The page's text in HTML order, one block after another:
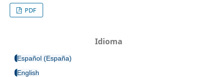
PDF
Idioma
Español (España)
English